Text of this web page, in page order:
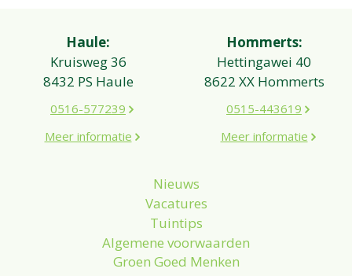
Haule:
Kruisweg 36
8432 PS Haule
0516-577239
Meer informatie
Hommerts:
Hettingawei 40
8622 XX Hommerts
0515-443619
Meer informatie
Nieuws
Vacatures
Tuintips
Algemene voorwaarden
Groen Goed Menken